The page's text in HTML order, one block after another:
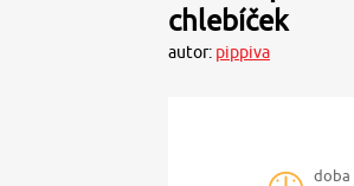
chlebíček
autor: pippiva
doba